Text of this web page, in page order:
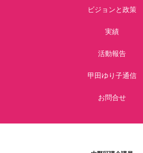
ビジョンと政策
実績
活動報告
甲田ゆり子通信
お問合せ